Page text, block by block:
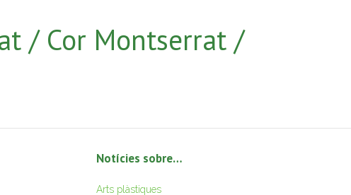
/ Cor Montserrat /
Notícies sobre…
Arts plàstiques